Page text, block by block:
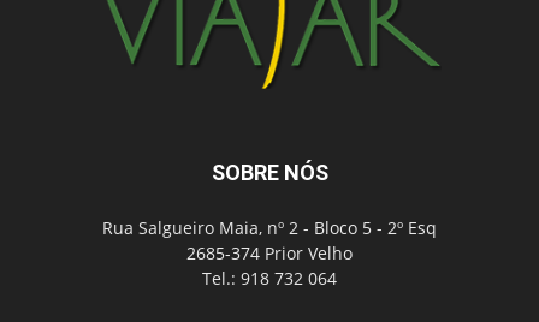
SOBRE NÓS
Rua Salgueiro Maia, nº 2 - Bloco 5 - 2º Esq
2685-374 Prior Velho
Tel.: 918 732 064